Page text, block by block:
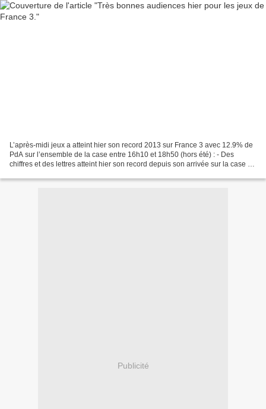
L’après-midi jeux a atteint hier son record 2013 sur France 3 avec 12.9% de
PdA sur l’ensemble de la case entre 16h10 et 18h50 (hors été) : - Des
chiffres et des lettres atteint hier son record depuis son arrivée sur la case de
Publicité